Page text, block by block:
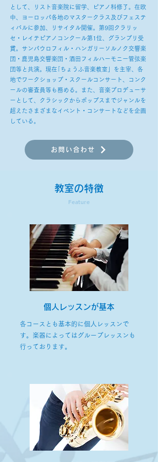
として、リスト音楽院に留学、ピアノ科修了。在欧
中、ヨーロッパ各地のマスタークラス及びフェステ
ィバルに参加、リサイタル開催。第9回クラリッ
セ・レイテピアノコンクール第1位、グランプリ受
賞。サンパウロフィル・ハンガリーソルノク交響楽
団・鹿児島交響楽団・酒田フィルハーモニー管弦楽
団等と共演。現在｢ちょうふ音楽教室」を主宰、各
地でワークショップ・スクールコンサート、コンク
ールの審査員等も務める。また、音楽プロデューサ
ーとして、クラシックからポップスまでジャンルを
超えたさまざまなイべント・コンサートなどを企画
している。
お問い合わせ
教室の特徴
Feature
個人レッスンが基本
各コースとも基本的に個人レッスンで
す。楽器によってはグループレッスンも
行っております。